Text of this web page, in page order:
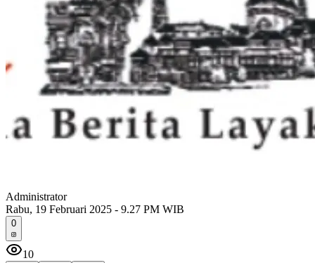
Administrator
Rabu, 19 Februari 2025 - 9.27 PM WIB
0
10